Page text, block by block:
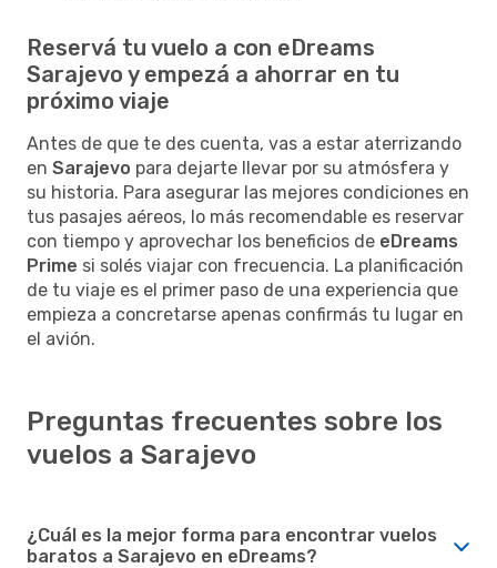
Reservá tu vuelo a con eDreams
Sarajevo y empezá a ahorrar en tu
próximo viaje
Antes de que te des cuenta, vas a estar aterrizando
en Sarajevo para dejarte llevar por su atmósfera y
su historia. Para asegurar las mejores condiciones en
tus pasajes aéreos, lo más recomendable es reservar
con tiempo y aprovechar los beneficios de eDreams
Prime si solés viajar con frecuencia. La planificación
de tu viaje es el primer paso de una experiencia que
empieza a concretarse apenas confirmás tu lugar en
el avión.
Preguntas frecuentes sobre los
vuelos a Sarajevo
¿Cuál es la mejor forma para encontrar vuelos
baratos a Sarajevo en eDreams?